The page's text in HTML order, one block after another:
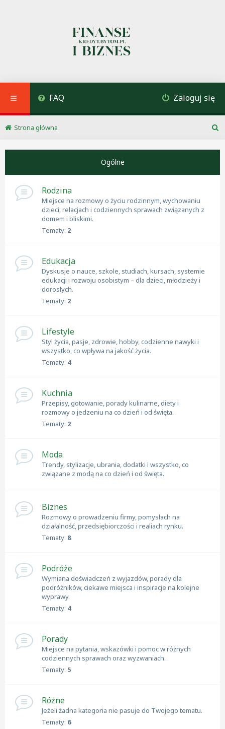
FAQ Zaloguj się
Strona główna
Ogólne
Rodzina
Miejsce na rozmowy o życiu rodzinnym, wychowaniu
dzieci, relacjach i codziennych sprawach związanych z
domem i bliskimi.
Tematy: 2
Edukacja
Dyskusje o nauce, szkole, studiach, kursach, systemie
edukacji i rozwoju osobistym – dla dzieci, młodzieży i
dorosłych.
Tematy: 2
Lifestyle
Styl życia, pasje, zdrowie, hobby, codzienne nawyki i
wszystko, co wpływa na jakość życia.
Tematy: 4
Kuchnia
Przepisy, gotowanie, porady kulinarne, diety i
rozmowy o jedzeniu na co dzień i od święta.
Tematy: 2
Moda
Trendy, stylizacje, ubrania, dodatki i wszystko, co
związane z modą na co dzień i od święta.
Biznes
Rozmowy o prowadzeniu firmy, pomysłach na
działalność, przedsiębiorczości i realiach rynku.
Tematy: 8
Podróże
Wymiana doświadczeń z wyjazdów, porady dla
podróżników, ciekawe miejsca i inspiracje na kolejne
wyprawy.
Tematy: 4
Porady
Miejsce na pytania, wskazówki i pomoc w różnych
codziennych sprawach oraz wyzwaniach.
Tematy: 5
Różne
Jeżeli żadna kategoria nie pasuje do Twojego tematu.
Tematy: 6